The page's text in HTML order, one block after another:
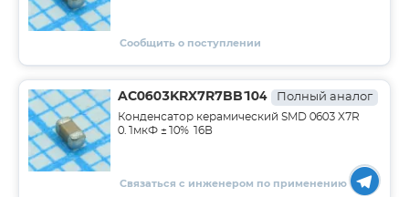
Сообщить о поступлении
AC0603KRX7R7BB104 Полный аналог
Конденсатор керамический SMD 0603 X7R
0.1мкФ ±10% 16В
Связаться с инженером по применению